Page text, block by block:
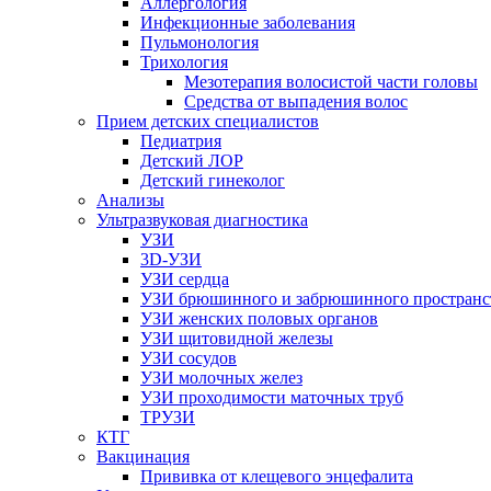
Инфекционные заболевания
Пульмонология
Трихология
Мезотерапия волосистой части головы
Средства от выпадения волос
Прием детских специалистов
Педиатрия
Детский ЛОР
Детский гинеколог
Анализы
Ультразвуковая диагностика
УЗИ
3D-УЗИ
УЗИ сердца
УЗИ брюшинного и забрюшинного
УЗИ женских половых органов
УЗИ щитовидной железы
УЗИ сосудов
УЗИ молочных желез
УЗИ проходимости маточных труб
ТРУЗИ
КТГ
Вакцинация
Прививка от клещевого энцефалита